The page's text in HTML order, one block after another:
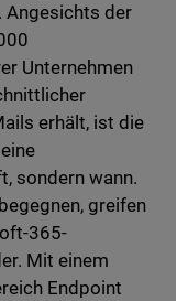
Angesichts der
Unternehmen
erhält, ist die
sondern wann.
greifen
365-
Mit einem
Endpoint